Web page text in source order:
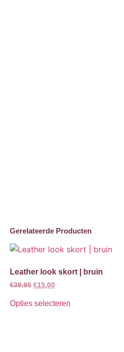
Gerelateerde Producten
Leather look skort | bruin
€39,95 €15,00
Opties selecteren